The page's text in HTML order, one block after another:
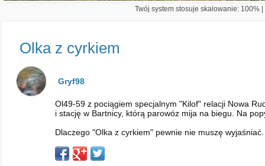
Twój system stosuje skalowanie: 100%
Olka z cyrkiem
Gryf98
Ol49-59 z pociągiem specjalnym "Kilof" relacji Nowa
i stację w Bartnicy, którą parowóz mija na biegu. Na
Dlaczego "Olka z cyrkiem" pewnie nie muszę wyjaśniać.